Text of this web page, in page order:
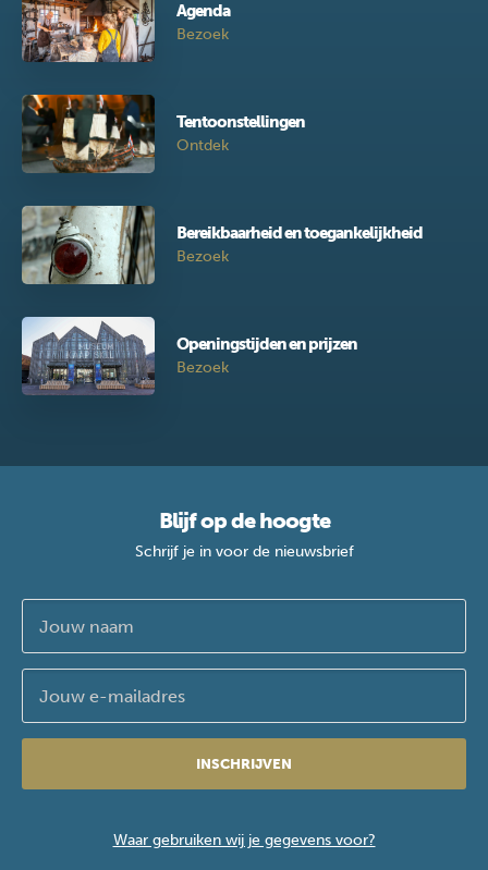
Agenda
Bezoek
Tentoonstellingen
Ontdek
Bereikbaarheid en toegankelijkheid
Bezoek
Openingstijden en prijzen
Bezoek
Blijf op de hoogte
Schrijf je in voor de nieuwsbrief
INSCHRIJVEN
Waar gebruiken wij je gegevens voor?